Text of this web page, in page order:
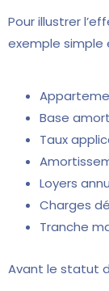
Pour illustrer
exemple simple
Base
Taux
Loyers
Charges
Tranche
Avant le statut